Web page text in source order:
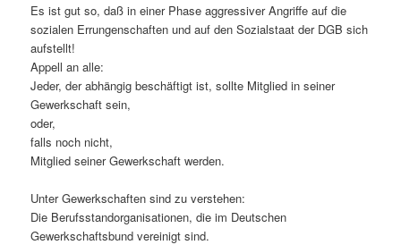
Es ist gut so, daß in einer Phase aggressiver Angriffe auf die
sozialen Errungenschaften und auf den Sozialstaat der DGB sich
aufstellt!
Appell an alle:
Jeder, der abhängig beschäftigt ist, sollte Mitglied in seiner
Gewerkschaft sein,
oder,
falls noch nicht,
Mitglied seiner Gewerkschaft werden.
Unter Gewerkschaften sind zu verstehen:
Die Berufsstandorganisationen, die im Deutschen
Gewerkschaftsbund vereinigt sind.